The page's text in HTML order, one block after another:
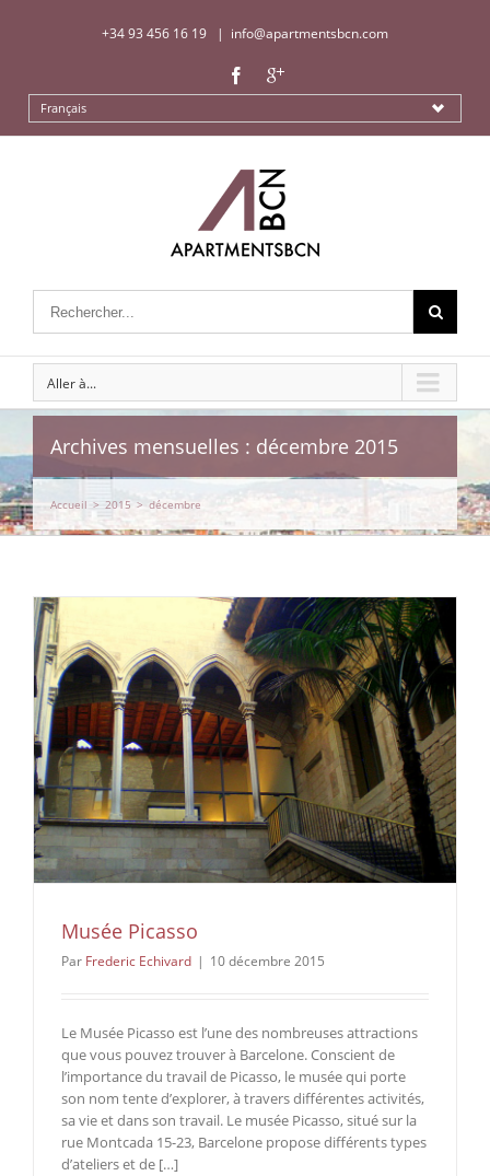
+34 93 456 16 19 | info@apartmentsbcn.com
Français
Aller à...
Archives mensuelles : décembre 2015
Accueil > 2015 > décembre
Musée Picasso
Par Frederic Echivard | 10 décembre 2015
Le Musée Picasso est l’une des nombreuses attractions
que vous pouvez trouver à Barcelone. Conscient de
l’importance du travail de Picasso, le musée qui porte
son nom tente d’explorer, à travers différentes activités,
sa vie et dans son travail. Le musée Picasso, situé sur la
rue Montcada 15-23, Barcelone propose différents types
d’ateliers et de […]